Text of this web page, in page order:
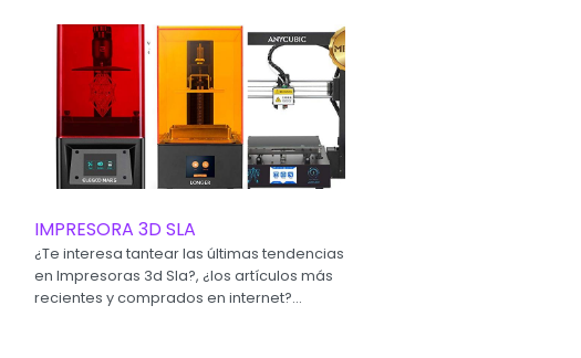
IMPRESORA 3D SLA
¿Te interesa tantear las últimas tendencias
en Impresoras 3d Sla?, ¿los artículos más
recientes y comprados en internet?...